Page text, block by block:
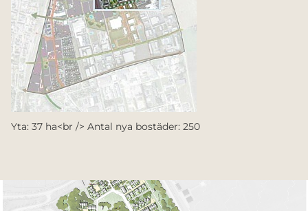
Yta: 37 ha<br /> Antal nya bostäder: 250